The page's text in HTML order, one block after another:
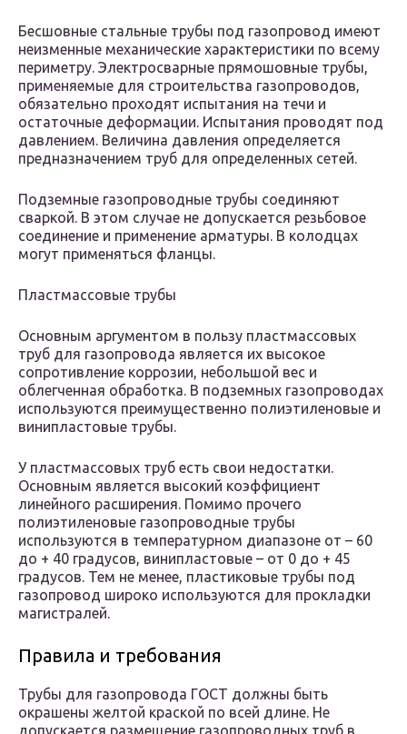
Бесшовные стальные трубы под газопровод имеют
неизменные механические характеристики по всему
периметру. Электросварные прямошовные трубы,
применяемые для строительства газопроводов,
обязательно проходят испытания на течи и
остаточные деформации. Испытания проводят под
давлением. Величина давления определяется
предназначением труб для определенных сетей.
Подземные газопроводные трубы соединяют
сваркой. В этом случае не допускается резьбовое
соединение и применение арматуры. В колодцах
могут применяться фланцы.
Пластмассовые трубы
Основным аргументом в пользу пластмассовых
труб для газопровода является их высокое
сопротивление коррозии, небольшой вес и
облегченная обработка. В подземных газопроводах
используются преимущественно полиэтиленовые и
винипластовые трубы.
У пластмассовых труб есть свои недостатки.
Основным является высокий коэффициент
линейного расширения. Помимо прочего
полиэтиленовые газопроводные трубы
используются в температурном диапазоне от – 60
до + 40 градусов, винипластовые – от 0 до + 45
градусов. Тем не менее, пластиковые трубы под
газопровод широко используются для прокладки
магистралей.
Правила и требования
Трубы для газопровода ГОСТ должны быть
окрашены желтой краской по всей длине. Не
допускается размещение газопроводных труб в